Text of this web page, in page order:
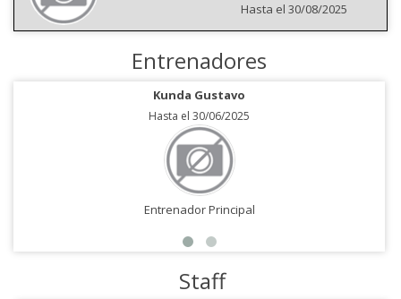
Hasta el 30/08/2025
Entrenadores
Kunda Gustavo
Hasta el 30/06/2025
Entrenador Principal
Staff